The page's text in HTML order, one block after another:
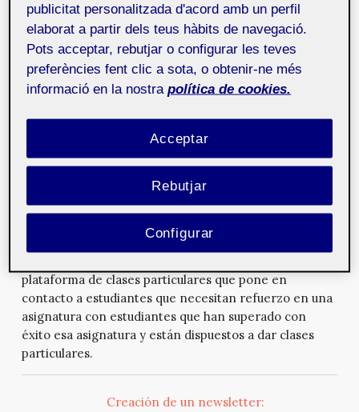
edición de los premios UOC-RMF con el objetivo de
reconocer los mejores Trabajos Finales realizados por
los estudiantes de los programas de grado, ingenierías
técnicas, ingenierías superiores y másteres
universitarios de los Estudios de Informática,
Multimedia y Telecomunicación de la UOC, durante el
curso 2013-2014. El ob...
Consumo colaborativo en la
educación 17 de setembre de 2014
Jordi Llonch nos explica su trabajo final del grado de
llevaba tiempo pensando, en un producto acabado y
plataforma de clases particulares que pone en
contacto a estudiantes que necesitan refuerzo en una
asignatura con estudiantes que han superado con
éxito esa asignatura y están dispuestos a dar clases
particulares.
Creación de un newsletter:
publicitat personalitzada d'acord amb un perfil
elaborat a partir dels teus hàbits de navegació.
Pots acceptar, rebutjar o configurar les teves
preferències fent clic a sota, o obtenir-ne més
informació en la nostra política de cookies.
Rebutjar
Acceptar
Configurar